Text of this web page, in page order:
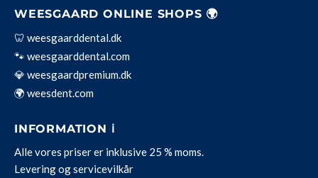
WEESGAARD ONLINE SHOPS 🌍
🦷 weesgaarddental.dk
🐾 weesgaarddental.com
💎 weesgaardpremium.dk
🌍 weesdent.com
INFORMATION ℹ️
Alle vores priserer inklusive 25 % moms.
Levering og servicevilkår